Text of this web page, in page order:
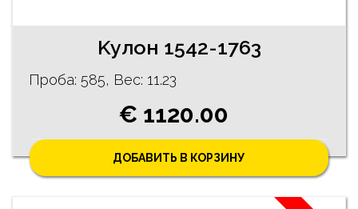
Kyлон 1542-1763
Проба: 585, Bес: 11.23
€ 1120.00
ДОБАВИТЬ В КОРЗИНУ